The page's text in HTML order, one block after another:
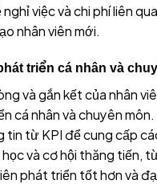
việc và chi phí liên
nhân viên mới.
triển cá nhân và
và gắn kết của nhân
cá nhân và chuyên
tin từ KPI để cung cấp
và cơ hội thăng tiến,
phát triển tốt hơn và